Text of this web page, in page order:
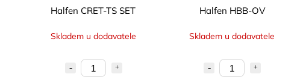
Halfen CRET-TS SET
Skladem u dodavatele
Halfen HBB-OV
Skladem u dodavatele